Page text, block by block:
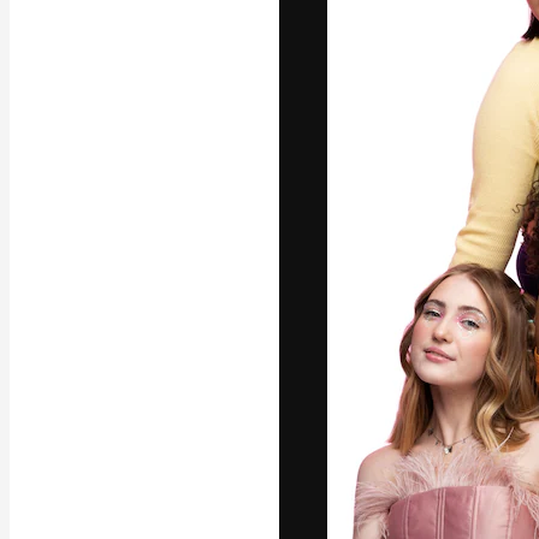
La plateforme
vos meilleurs
d’abonnés :
Français
Copyright ©